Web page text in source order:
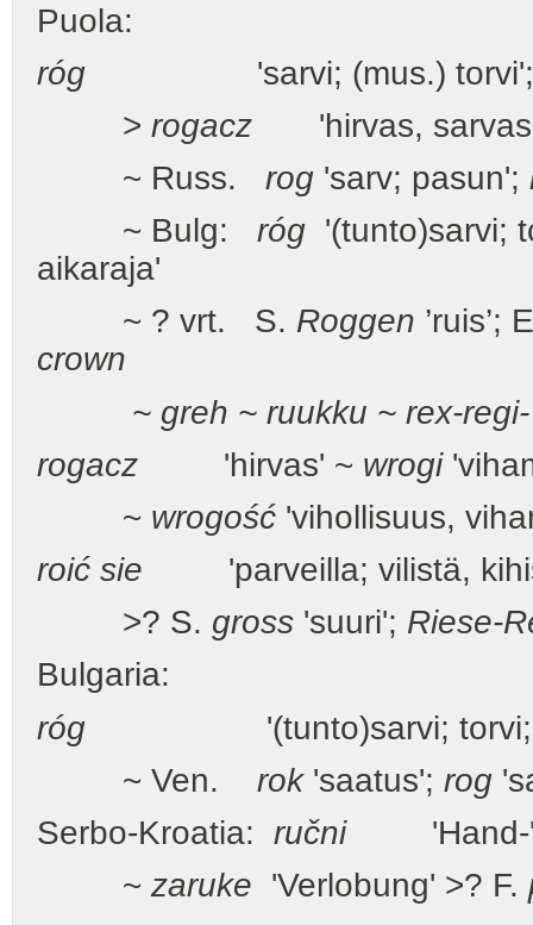
Puola:
róg 'sarvi; (mus.) torvi';
> rogacz 'hirvas,
~ Russ. rog 'sarv; pasun';
~ Bulg: róg '(tunto)sarvi;
aikaraja'
~ ? vrt. S. Roggen ’ruis’;
crown
~ greh ~ ruukku ~ rex-regi-
rogacz 'hirvas' ~ wrogi
~ wrogość 'vihollisuus,
roić sie 'parveilla; vilistä,
>? S. gross 'suuri'; Riese-
Bulgaria:
róg '(tunto)sarvi; torvi;
~ Ven. rok'saatus'; rog
Serbo-Kroatia: ručni'Hand-'
~ zaruke 'Verlobung' >? F.